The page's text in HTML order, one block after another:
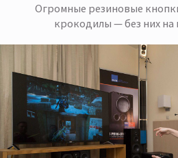
Огромные резиновые
крокодилы — без них